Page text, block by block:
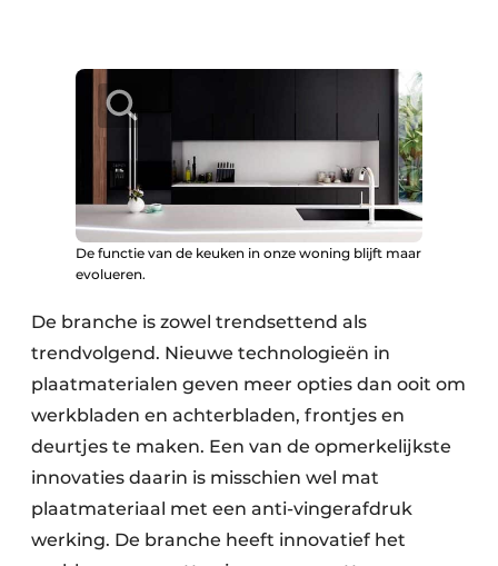
De functie van de keuken in onze woning blijft maar
evolueren.
De branche is zowel trendsettend als
trendvolgend. Nieuwe technologieën in
plaatmaterialen geven meer opties dan ooit om
werkbladen en achterbladen, frontjes en
deurtjes te maken. Een van de opmerkelijkste
innovaties daarin is misschien wel mat
plaatmateriaal met een anti-vingerafdruk
werking. De branche heeft innovatief het